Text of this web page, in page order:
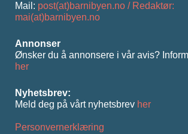
Mail: post(at)barnibyen.no / Redaktør:
mai(at)barnibyen.no
Annonser
Ønsker du å annonsere i vår avis?
her
Nyhetsbrev:
Meld deg på vårt nyhetsbrev her
Personvernerklæring